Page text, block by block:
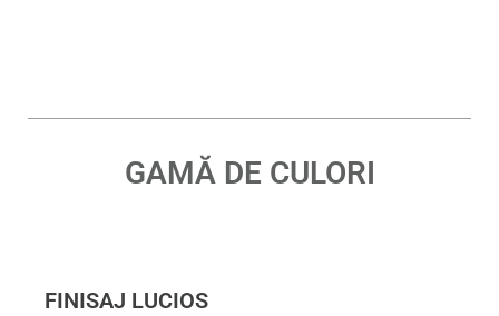
GAMĂ DE CULORI
FINISAJ LUCIOS